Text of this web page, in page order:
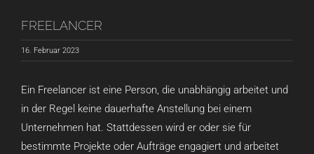
FREELANCER
16. Februar 2023
Ein Freelancer ist eine Person, die unabhängig arbeitet und
in der Regel keine dauerhafte Anstellung bei einem
Unternehmen hat. Stattdessen wird er oder sie für
bestimmte Projekte oder Aufträge engagiert und arbeitet